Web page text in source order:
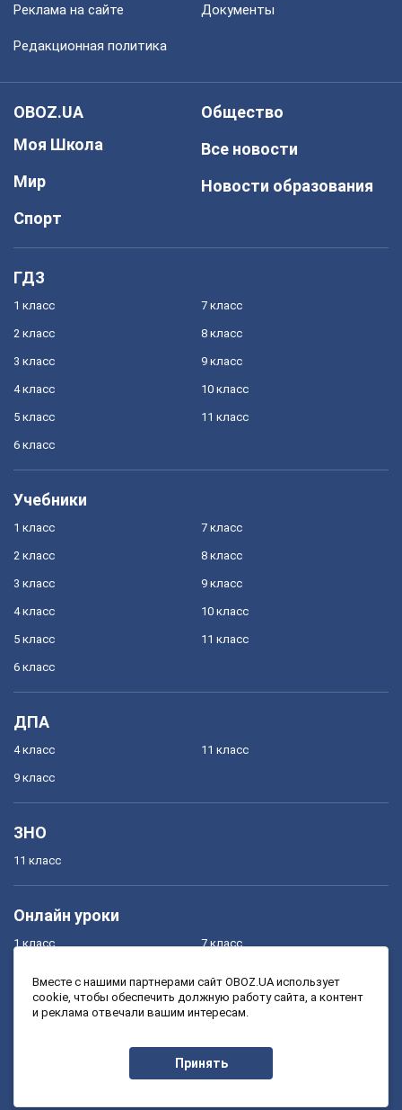
Реклама на сайте Документы
Редакционная политика
OBOZ.UA
Моя Школа
Мир
Спорт
Общество
Все новости
Новости образования
ГДЗ
1 класс
2 класс
3 класс
4 класс
5 класс
6 класс
7 класс
8 класс
9 класс
10 класс
11 класс
Учебники
1 класс
2 класс
3 класс
4 класс
5 класс
6 класс
7 класс
8 класс
9 класс
10 класс
11 класс
ДПА
4 класс
9 класс
11 класс
ЗНО
11 класс
Онлайн уроки
1 класс
3 класс
7 класс
9 класс
Вместе с нашими партнерами сайт OBOZ.UA использует
cookie, чтобы обеспечить должную работу сайта, а контент
и реклама отвечали вашим интересам.
Принять